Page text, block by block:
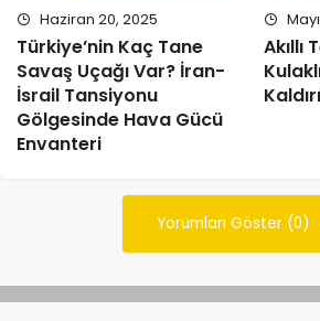
Haziran 20, 2025
Türkiye’nin Kaç Tane
Savaş Uçağı Var? İran-
İsrail Tansiyonu
Gölgesinde Hava Gücü
Envanteri
Yorumları Göster (0)